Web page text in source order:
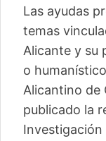
Las ayudas
temas
Alicante y su
o
Alicantino de
publicado la
Investigación